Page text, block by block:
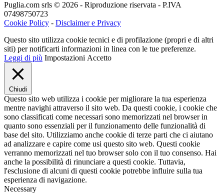
Puglia.com srls © 2026 - Riproduzione riservata - P.IVA
07498750723
Cookie Policy - Disclaimer e Privacy
Questo sito utilizza cookie tecnici e di profilazione (propri e di altri
siti) per notificarti informazioni in linea con le tue preferenze.
Leggi di più Impostazioni Accetto
Chiudi
Questo sito web utilizza i cookie per migliorare la tua esperienza
mentre navighi attraverso il sito web. Da questi cookie, i cookie che
sono classificati come necessari sono memorizzati nel browser in
quanto sono essenziali per il funzionamento delle funzionalità di
base del sito. Utilizziamo anche cookie di terze parti che ci aiutano
ad analizzare e capire come usi questo sito web. Questi cookie
verranno memorizzati nel tuo browser solo con il tuo consenso. Hai
anche la possibilità di rinunciare a questi cookie. Tuttavia,
l'esclusione di alcuni di questi cookie potrebbe influire sulla tua
esperienza di navigazione.
Necessary